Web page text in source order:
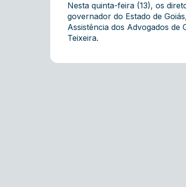
Nesta quinta-feira (13), os
governador do Estado de
Assistência dos Advogados de
Teixeira.